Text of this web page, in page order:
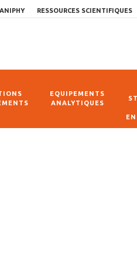
RESSOURCES SCIENTIFIQUES
EQUIPEMENTS
ANALYTIQUES